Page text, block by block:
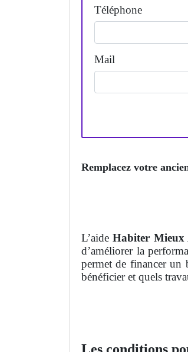
Téléphone
Mail
Remplacez votre
L’aideHabiter
d’améliorer la
permet de financer
bénéficier et quels